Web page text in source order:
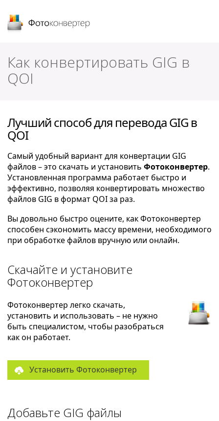
Как конвертировать GIG в
QOI
Лучший способ для перевода GIG в
QOI
Самый удобный вариант для конвертации GIG
файлов – это скачать и установить Фотоконвертер.
Установленная программа работает быстро и
эффективно, позволяя конвертировать множество
файлов GIG в формат QOI за раз.
Вы довольно быстро оцените, как Фотоконвертер
способен сэкономить массу времени, необходимого
при обработке файлов вручную или онлайн.
Скачайте и установите
Фотоконвертер
Фотоконвертер легко скачать,
установить и использовать – не нужно
быть специалистом, чтобы разобраться
как он работает.
Установить Фотоконвертер
Добавьте GIG файлы